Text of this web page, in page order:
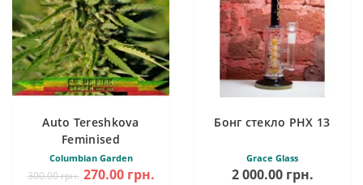
Auto Tereshkova
Feminised
Columbian Garden
300.00 грн. 270.00 грн.
Бонг стекло PHX 13
Grace Glass
2 000.00 грн.